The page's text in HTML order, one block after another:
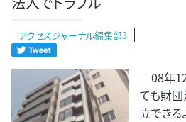
アクセスジャーナル編集部3
08年
ても財団
立できる